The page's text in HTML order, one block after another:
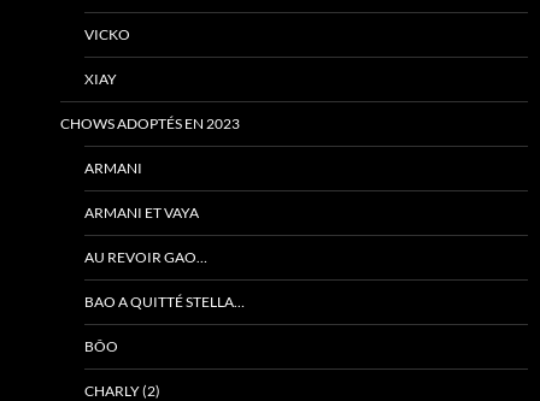
VICKO
XIAY
CHOWS ADOPTÉS EN 2023
ARMANI
ARMANI ET VAYA
AU REVOIR GAO…
BAO A QUITTÉ STELLA…
BÔO
CHARLY (2)